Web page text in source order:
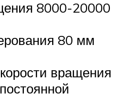
8000-20000
80 мм
вращения